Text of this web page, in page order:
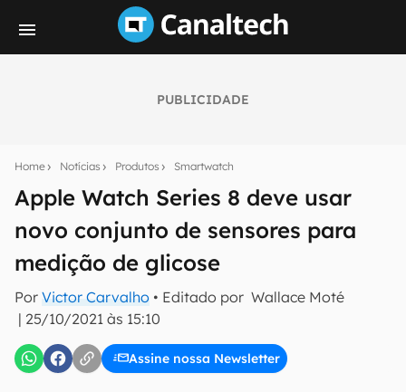
PUBLICIDADE
Home Notícias Produtos Smartwatch
Apple Watch Series 8 deve usar
novo conjunto de sensores para
medição de glicose
Por Victor Carvalho • Editado por Wallace Moté
| 25/10/2021 às 15:10
Assine nossa Newsletter
notícias e reviews sobre tecnologia em primeira
mão.
E-mail
inscreva-se
Confirmo que li, aceito e concordo com os Termos de
Uso e Política de Privacidade do Canaltech.